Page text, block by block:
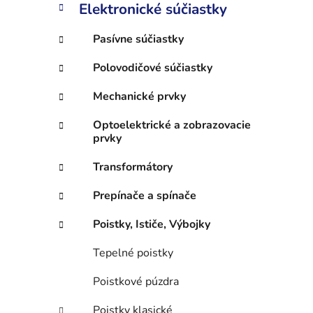
e
l
Elektronické súčiastky
Pasívne súčiastky
Polovodičové súčiastky
Mechanické prvky
Optoelektrické a zobrazovacie
prvky
Transformátory
Prepínače a spínače
Poistky, Ističe, Výbojky
Tepelné poistky
Poistkové púzdra